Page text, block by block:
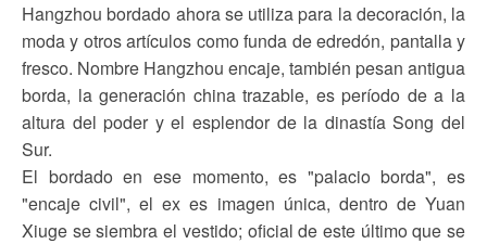
Hangzhou bordado ahora se utiliza para la decoración, la
moda y otros artículos como funda de edredón, pantalla y
fresco. Nombre Hangzhou encaje, también pesan antigua
borda, la generación china trazable, es período de a la
altura del poder y el esplendor de la dinastía Song del
Sur.
El bordado en ese momento, es "palacio borda", es
"encaje civil", el ex es imagen única, dentro de Yuan
Xiuge se siembra el vestido; oficial de este último que se